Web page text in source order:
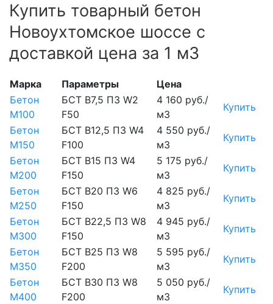
Купить товарный бетон
Новоухтомское шоссе с
доставкой цена за 1 м3
Марка Параметры
Цена
Бетон
М100
БСТ В7,5 П3 W2
F50
4 160 руб./
м3
Купить
Бетон
М150
БСТ В12,5 П3 W4
F100
4 550 руб./
м3
Купить
Бетон
М200
БСТ В15 П3 W4
F150
5 175 руб./
м3
Купить
Бетон
М250
БСТ В20 П3 W6
F150
4 825 руб./
м3
Купить
Бетон
М300
БСТ В22,5 П3 W8
F150
4 945 руб./
м3
Купить
Бетон
М350
БСТ В25 П3 W8
F200
5 595 руб./
м3
Купить
Бетон
М400
БСТ В30 П3 W8
F200
5 050 руб./
м3
Купить